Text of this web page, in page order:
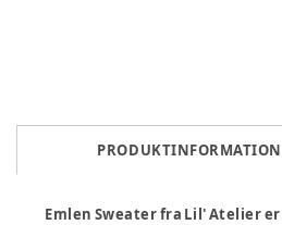
PRODUKTINFORMATION
Emlen Sweater fra Lil' Atelier